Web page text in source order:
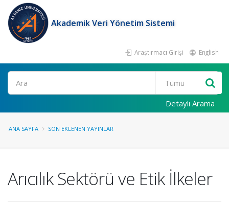
Akademik Veri Yönetim Sistemi
Araştırmacı Girişi English
Ara
Detaylı Arama
ANA SAYFA SON EKLENEN YAYINLAR
Arıcılık Sektörü ve Etik İlkeler